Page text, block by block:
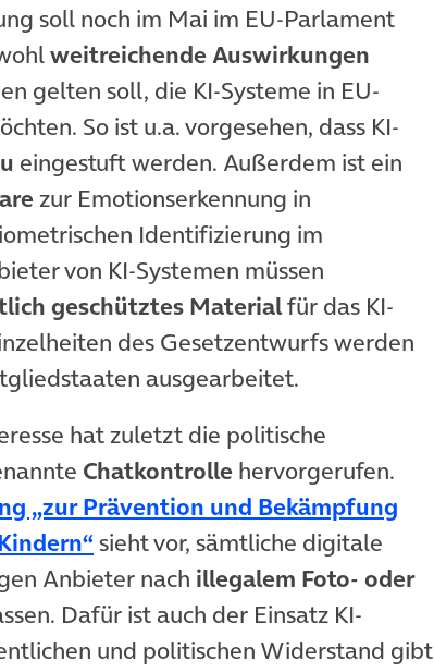
soll noch im Mai im EU-Parlament
weitreichende Auswirkungen
gelten soll, die KI-Systeme in EU-
So ist u.a. vorgesehen, dass KI-
eingestuft werden. Außerdem ist ein
zur Emotionserkennung in
Identifizierung im
von KI-Systemen müssen
geschütztes Materialfür das KI-
des Gesetzentwurfs werden
ausgearbeitet.
hat zuletzt die politische
Chatkontrolle hervorgerufen.
„zur Prävention und Bekämpfung
(öffnet in neuem Tab)
sieht vor, sämtliche digitale
Anbieter nach illegalem Foto- oder
Dafür ist auch der Einsatz KI-
und politischen Widerstand gibt